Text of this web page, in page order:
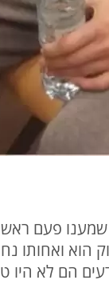
את זה רק סמוך
הוא ואחותו
הם לא היו